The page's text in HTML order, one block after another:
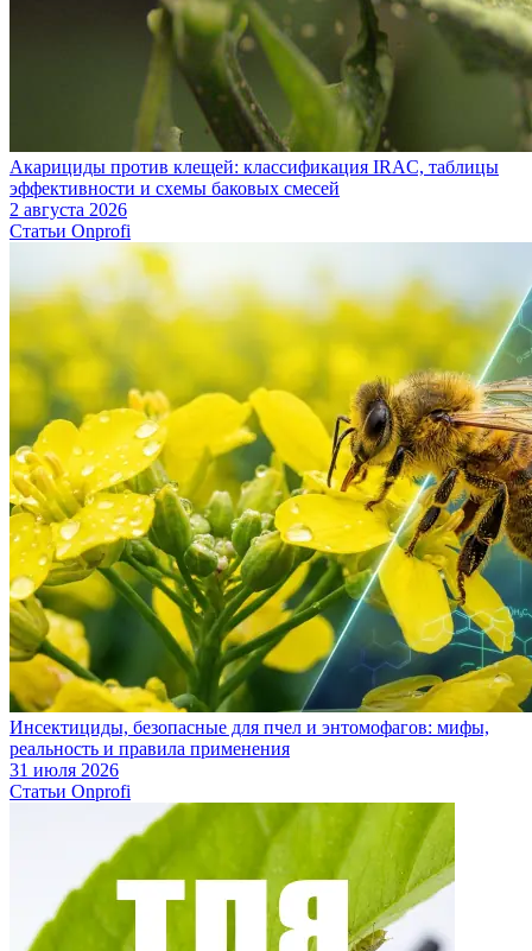
Акарициды против клещей: классификация IRAC, таблицы
эффективности и схемы баковых смесей
2 августа 2026
Статьи Onprofi
Инсектициды, безопасные для пчел и энтомофагов: мифы,
реальность и правила применения
31 июля 2026
Статьи Onprofi